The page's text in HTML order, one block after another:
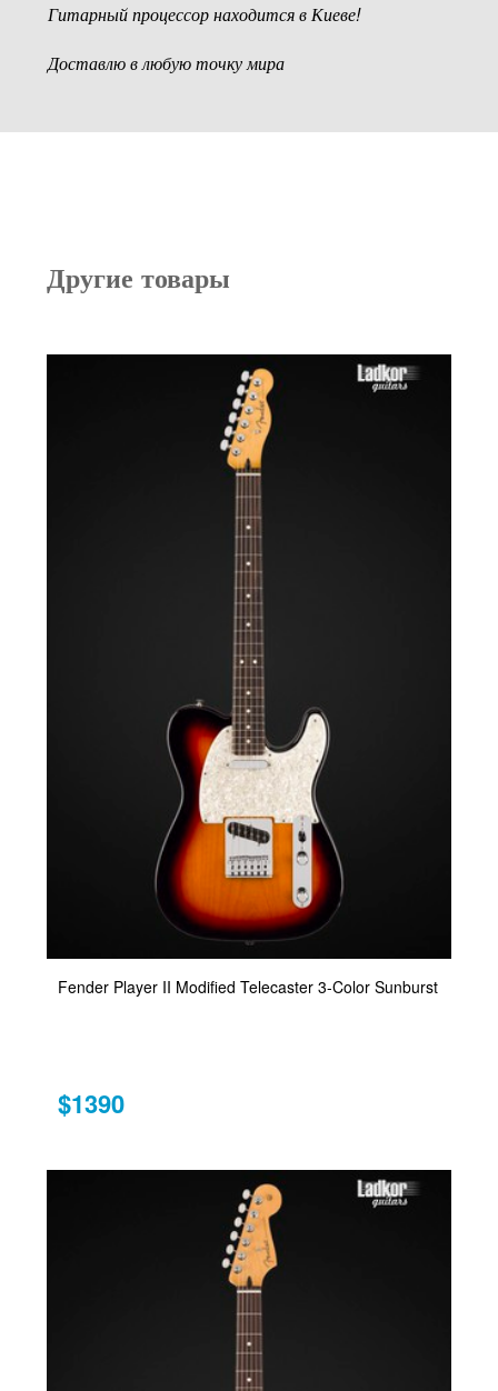
Гитарный процессор находится в Киеве!
Доставлю в любую точку мира
Другие товары
Fender Player II Modified Telecaster 3-Color Sunburst
$1390